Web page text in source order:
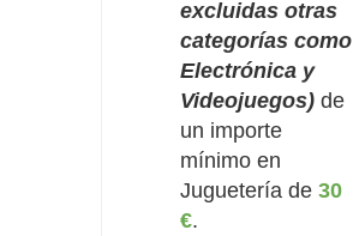
excluidas otras
categorías como
Electrónica y
Videojuegos) de
un importe
mínimo en
Juguetería de 30
€.